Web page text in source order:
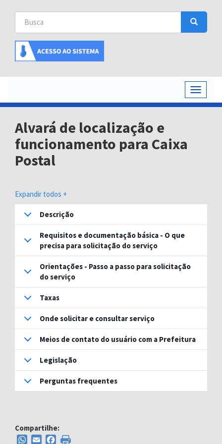
Buscar
Busca
Busca
Toggle
Alvará de localização e
funcionamento para Caixa
Postal
Expandir todos +
Descrição
Requisitos e documentação básica - O que
precisa para solicitação do serviço
Orientações - Passo a passo para solicitação
do serviço
Taxas
Onde solicitar e consultar serviço
Meios de contato do usuário com a Prefeitura
Legislação
Perguntas frequentes
Compartilhe:
WhatsApp
EmailFacebook